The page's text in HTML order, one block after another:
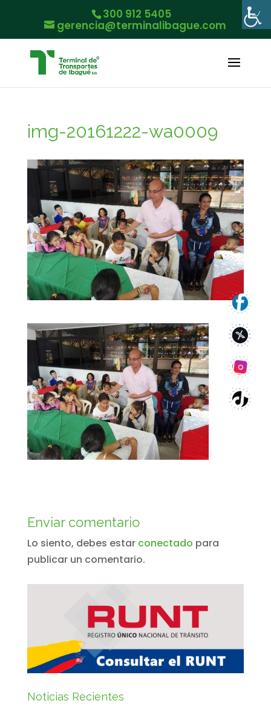
300 912 5405
gerencia@terminalibague.com
img-20161222-wa0009
Enviar comentario
Lo siento, debes estar conectado para
publicar un comentario.
Noticias Recientes